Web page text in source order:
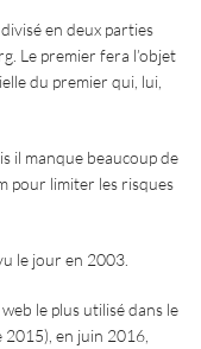
en deux parties
Le premier fera l’objet
du premier qui, lui,
il manque beaucoup de
pour limiter les risques
le jour en 2003.
le plus utilisé dans le
en juin 2016,